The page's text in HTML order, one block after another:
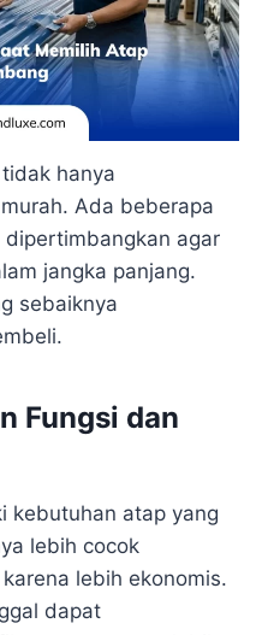
tidak hanya
Ada beberapa
agar
jangka panjang.
sebaiknya
Fungsi dan
kebutuhan atap yang
lebih cocok
lebih ekonomis.
dapat